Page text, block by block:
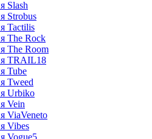
Slash
Strobus
Tactilis
The Rock
The Room
TRAIL18
Tube
Tweed
Urbiko
Vein
ViaVeneto
Vibes
Vogue5